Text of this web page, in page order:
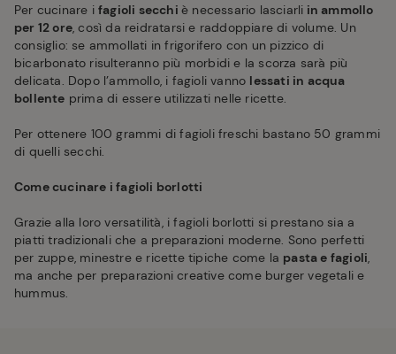
Per cucinare i fagioli secchi è necessario lasciarli in ammollo
per 12 ore, così da reidratarsi e raddoppiare di volume. Un
consiglio: se ammollati in frigorifero con un pizzico di
bicarbonato risulteranno più morbidi e la scorza sarà più
delicata. Dopo l’ammollo, i fagioli vanno lessati in acqua
bollente prima di essere utilizzati nelle ricette.
Per ottenere 100 grammi di fagioli freschi bastano 50 grammi
di quelli secchi.
Come cucinare i fagioli borlotti
Grazie alla loro versatilità, i fagioli borlotti si prestano sia a
piatti tradizionali che a preparazioni moderne. Sono perfetti
per zuppe, minestre e ricette tipiche come la pasta e fagioli,
ma anche per preparazioni creative come burger vegetali e
hummus.